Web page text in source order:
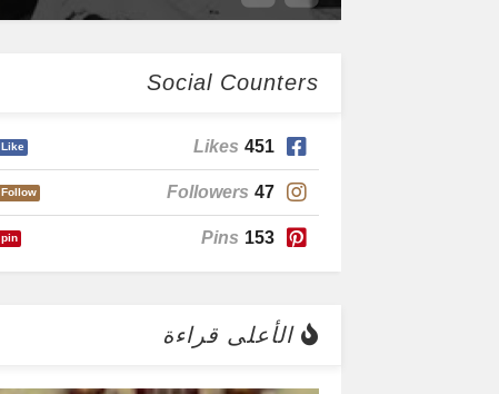
Social Counters
451
Likes
Like
47
Followers
Follow
153
Pins
pin
الأعلى قراءة